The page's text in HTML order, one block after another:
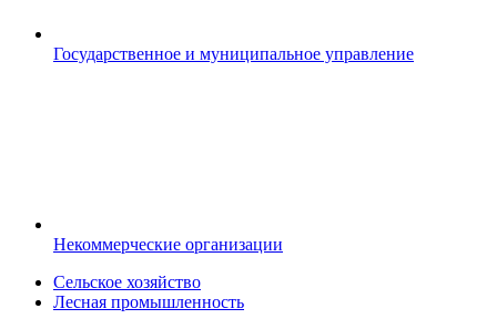
Государственное и муниципальное управление
Некоммерческие организации
Сельское хозяйство
Лесная промышленность